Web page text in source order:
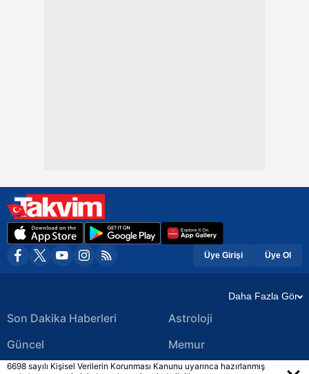
Üye Girişi Üye Ol
Daha Fazla Gör
Son Dakika Haberleri
Güncel
Ekonomi Haberleri
Astroloji
Memur
Yerel Haberler
6698 sayılı Kişisel Verilerin Korunması Kanunu uyarınca hazırlanmış